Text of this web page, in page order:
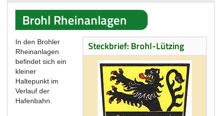
Brohl Rheinanlagen
Steckbrief: Brohl-Lützing
In den Brohler
Rheinanlagen
befindet sich ein
kleiner
Haltepunkt im
Verlauf der
Hafenbahn.